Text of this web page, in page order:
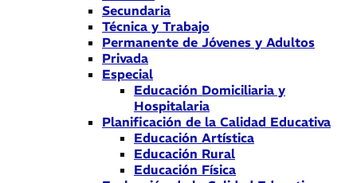
Secundaria
Técnica y Trabajo
Permanente de Jóvenes y Adultos
Privada
Especial
Educación Domiciliaria y
Hospitalaria
Planificación de la Calidad Educativa
Educación Artística
Educación Rural
Educación Física